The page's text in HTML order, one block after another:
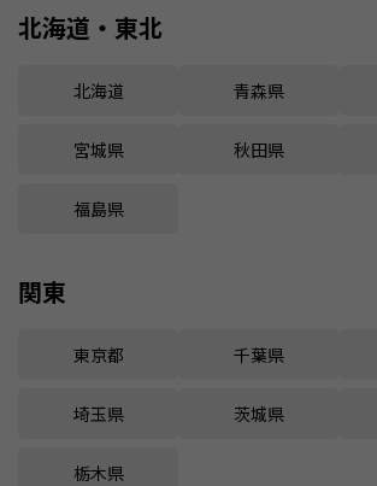
北海道・東北
北海道 青森県
宮城県 秋田県
福島県
関東
東京都 千葉県
埼玉県 茨城県
栃木県